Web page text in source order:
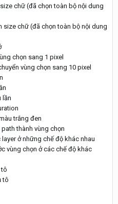
chữ (đã chọn toàn bộ nội dung
size chữ (đã chọn toàn bộ nội dung
chọn sang 1 pixel
vùng chọn sang 10 pixel
lần
trắng đen
path thành vùng chọn
layer ở những chế độ khác nhau
vùng chọn ở các chế độ khác
tô
tô